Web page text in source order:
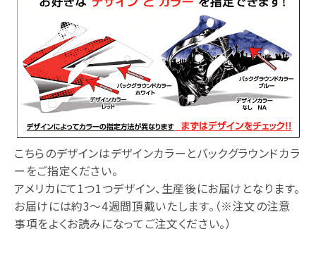
こちらのデザインはデザインカラーとバックグラウンドカラ
ーをご指定ください。
アメリカにて1つ1つデザイン、生産後にお届けとなります。
お届けには約3～4週間頂戴いたします。（※注文の注意
事項をよくお読みになってご注文ください。）